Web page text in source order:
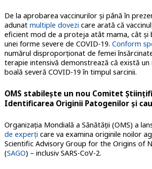
De la aprobarea vaccinurilor și până în
adunat multiple dovezi care arată că
eficient mod de a proteja atât mama, cât și
unei forme severe de COVID-19. Conform
numărul disproporționat de femei
terapie intensivă demonstrează că există
boală severă COVID-19 în timpul sarcinii.
OMS stabilește un nou Comitet
Identificarea Originii Patogenilor și
Organizația Mondială a Sănătății (OMS) a
de experți care va examina originile noilor
Scientific Advisory Group for the Origins of
(SAGO) – inclusiv SARS-CoV-2.